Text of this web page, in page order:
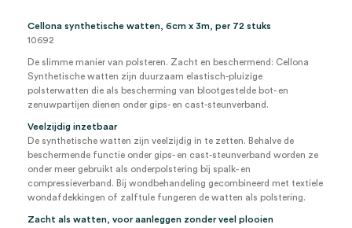
Cellona synthetische watten, 6cm x 3m, per 72 stuks
10692
De slimme manier van polsteren. Zacht en beschermend: Cellona
Synthetische watten zijn duurzaam elastisch-pluizige
polsterwatten die als bescherming van blootgestelde bot- en
zenuwpartijen dienen onder gips- en cast-steunverband.
Veelzijdig inzetbaar
De synthetische watten zijn veelzijdig in te zetten. Behalve de
beschermende functie onder gips- en cast-steunverband worden ze
onder meer gebruikt als onderpolstering bij spalk- en
compressieverband. Bij wondbehandeling gecombineerd met textiele
wondafdekkingen of zalftule fungeren de watten als polstering.
Zacht als watten, voor aanleggen zonder veel plooien